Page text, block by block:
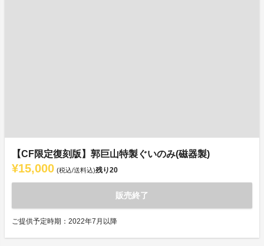
【CF限定復刻版】郭巨山特製ぐいのみ(磁器製)
¥15,000 (税込/送料込)残り20
販売終了
ご提供予定時期：2022年7月以降